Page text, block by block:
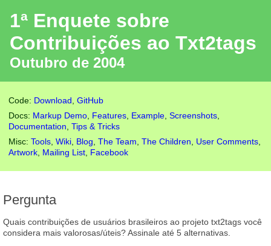
1ª Enquete sobre
Contribuições ao Txt2tags
Outubro de 2004
Code: Download GitHub
Docs: Markup Demo Features Example Screenshots
Documentation Tips & Tricks
Misc: Tools Wiki Blog The Team The Children User Comments
Artwork Mailing List Facebook
Pergunta
Quais contribuições de usuários brasileiros ao projeto txt2tags você
considera mais valorosas/úteis? Assinale até 5 alternativas.